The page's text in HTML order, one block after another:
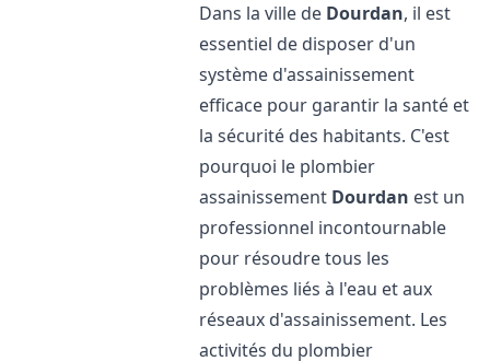
Dans la ville de Dourdan, il est
essentiel de disposer d'un
système d'assainissement
efficace pour garantir la santé et
la sécurité des habitants. C'est
pourquoi le plombier
assainissement Dourdan est un
professionnel incontournable
pour résoudre tous les
problèmes liés à l'eau et aux
réseaux d'assainissement. Les
activités du plombier